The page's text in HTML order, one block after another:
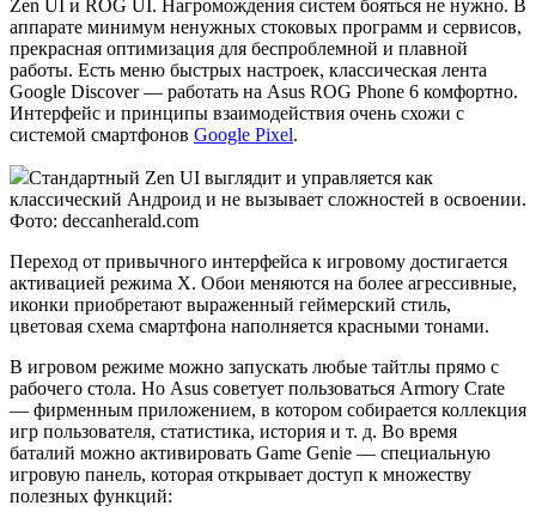
Zen UI и ROG UI. Нагромождения систем бояться не нужно. В
аппарате минимум ненужных стоковых программ и сервисов,
прекрасная оптимизация для беспроблемной и плавной
работы. Есть меню быстрых настроек, классическая лента
Google Discover — работать на Asus ROG Phone 6 комфортно.
Интерфейс и принципы взаимодействия очень схожи с
системой смартфонов Google Pixel.
Стандартный Zen UI выглядит и управляется как
классический Андроид и не вызывает сложностей в освоении.
Фото: deccanherald.com
Переход от привычного интерфейса к игровому достигается
активацией режима Х. Обои меняются на более агрессивные,
иконки приобретают выраженный геймерский стиль,
цветовая схема смартфона наполняется красными тонами.
В игровом режиме можно запускать любые тайтлы прямо с
рабочего стола. Но Asus советует пользоваться Armory Crate
— фирменным приложением, в котором собирается коллекция
игр пользователя, статистика, история и т. д. Во время
баталий можно активировать Game Genie — специальную
игровую панель, которая открывает доступ к множеству
полезных функций: